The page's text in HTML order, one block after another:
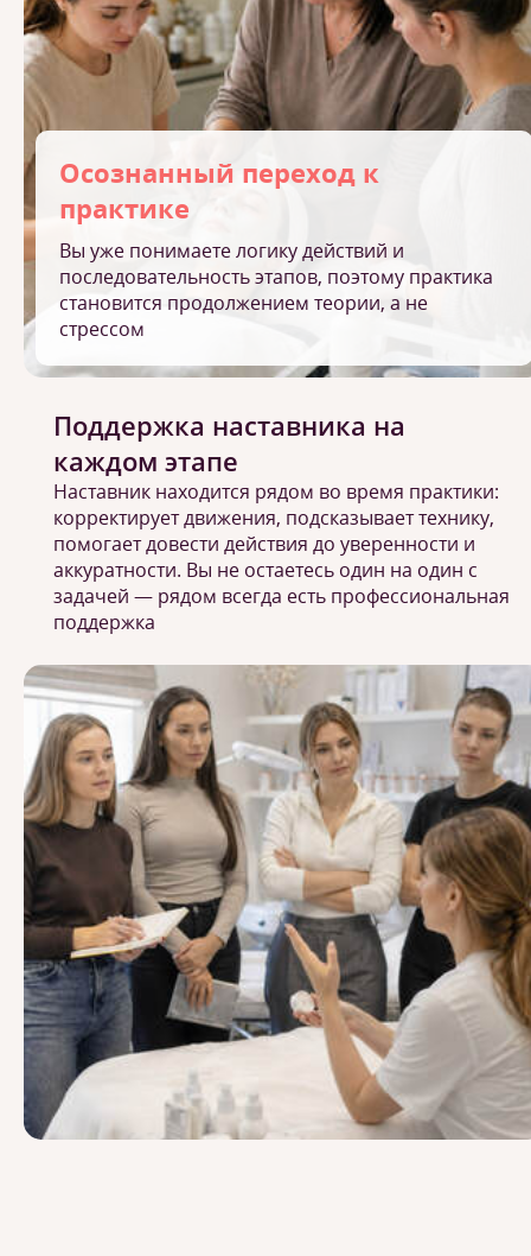
Осознанный переход к
практике
Вы уже понимаете логику действий и
последовательность этапов, поэтому практика
становится продолжением теории, а не
стрессом
Поддержка наставника на
каждом этапе
Наставник находится рядом во время практики:
корректирует движения, подсказывает технику,
помогает довести действия до уверенности и
аккуратности. Вы не остаетесь один на один с
задачей — рядом всегда есть профессиональная
поддержка